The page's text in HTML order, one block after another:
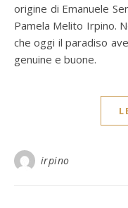
origine di Emanuele
Pamela Melito Irpino.
che oggi il paradiso
genuine e buone.
irpino